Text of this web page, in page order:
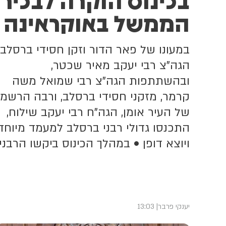
הממשל באוקראינה
במעונו של פאר הדור וזקן חסידי
הגה"צ רבי יעקב מאיר שכטר,
ובהשתתפות הגה"צ רבי שמואל משה
קרמר, מזקני חסידי ברסלב, ורבה
של העיר אומן, הגה"ח רבי יעקב שילוח,
התכנסו גדולי רבני ברסלב למעמד
ויוצא דופן • במהלך הכינוס ביקשו
רב הרושם
יענקי פרבר 13:03